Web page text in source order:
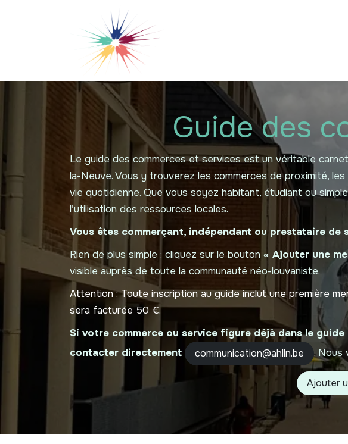
Guide des
Le guide des commerces et services est un véritable
la-Neuve. Vous y trouverez les commerces de proximité,
vie quotidienne. Que vous soyez habitant, étudiant ou
l’utilisation des ressources locales.
Vous êtes commerçant, indépendant ou prestataire
Rien de plus simple : cliquez sur le bouton « Ajouter une
visible auprès de toute la communauté néo-louvaniste.
Attention :Toute inscription au guide inclut une première
sera facturée 50 €.
Si votre commerce ou service figure déjà dans le guide
contacter directement
communication@ahlln.be . Nous
Ajouter